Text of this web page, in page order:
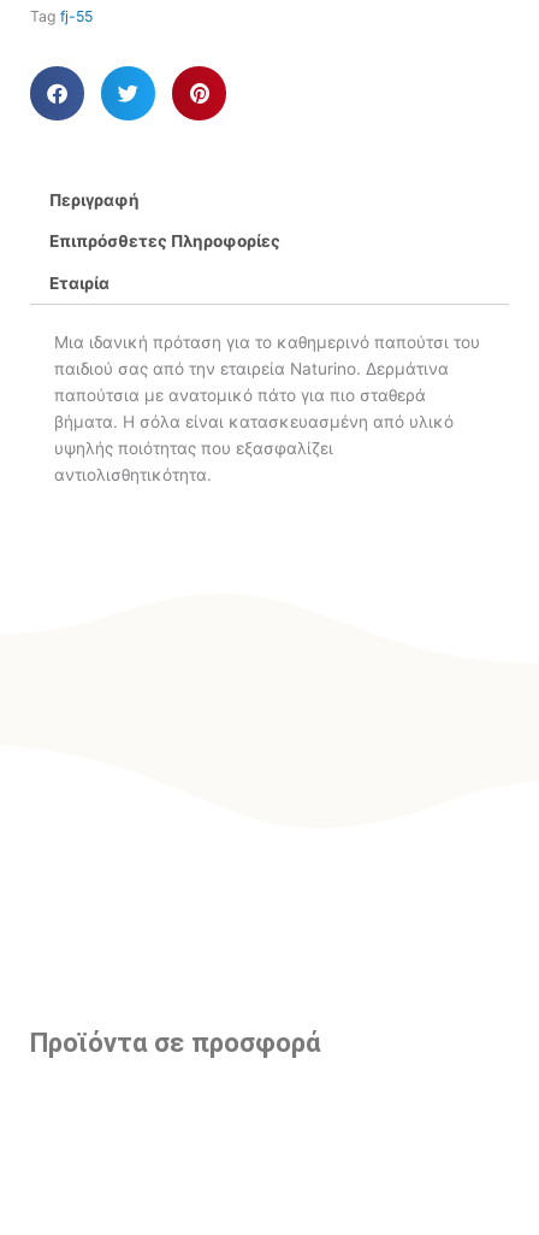
Tag fj-55
Περιγραφή
Επιπρόσθετες Πληροφορίες
Εταιρία
Μια ιδανική πρόταση για το καθημερινό παπούτσι του
παιδιού σας από την εταιρεία Naturino. Δερμάτινα
παπούτσια με ανατομικό πάτο για πιο σταθερά
βήματα. Η σόλα είναι κατασκευασμένη από υλικό
υψηλής ποιότητας που εξασφαλίζει
αντιολισθητικότητα.
Προϊόντα σε προσφορά